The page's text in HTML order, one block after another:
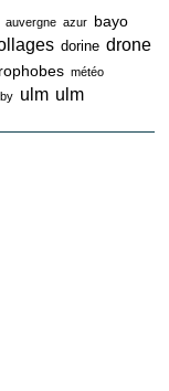
auvergne azur bayo
dorine drone
météo
ulm ulm